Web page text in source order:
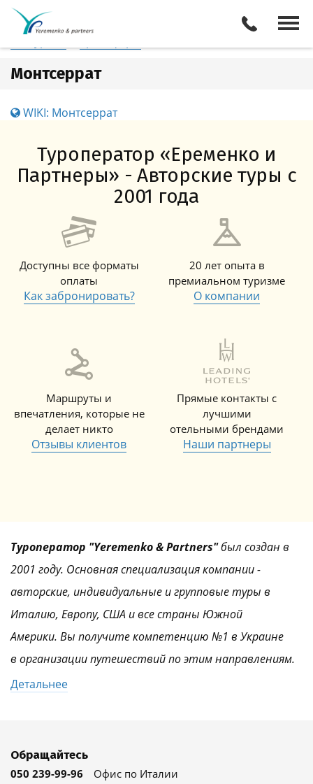
Испания
Все туры
Монтсеррат
WIKI: Монтсеррат
Туроператор «Еременко и
Партнеры» - Авторские туры с
2001 года
Доступны все форматы
оплаты
Как забронировать?
20 лет опыта в
премиальном туризме
О компании
Маршруты и
впечатления, которые не
делает никто
Отзывы клиентов
Прямые контакты с
лучшими
отельными брендами
Наши партнеры
Туроператор "Yeremenko & Partners"был создан в
2001 году. Основная специализация компании -
авторские, индивидуальные и групповые туры в
Италию, Европу, США и все страны Южной
Америки. Вы получите компетенцию №1 в Украине
в организации путешествий по этим направлениям.
Детальнее
Обращайтесь
050 239-99-96
Офис по Италии